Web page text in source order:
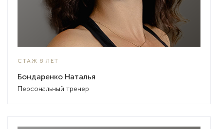
СТАЖ 8 ЛЕТ
Бондаренко Наталья
Персональный тренер